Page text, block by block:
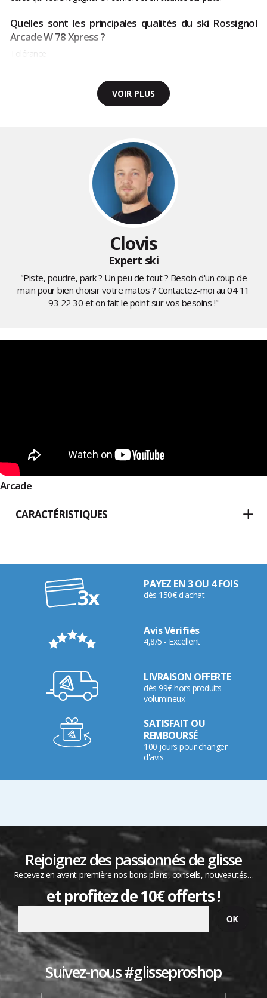
Quelles sont les principales qualités du ski Rossignol
Arcade W 78 Xpress ?
Tolérance
VOIR PLUS
Clovis
Expert ski
"Piste, poudre, park ? Un peu de tout ? Besoin d'un coup de
main pour bien choisir votre matos ? Contactez-moi au04 11
93 22 30 et on fait le point sur vos besoins !"
Arcade
CARACTÉRISTIQUES
PAYEZ EN 3 OU 4 FOIS
dès 150€ d'achat
Avis Vérifiés
4,8/5 - Excellent
LIVRAISON OFFERTE
dès 99€ hors produits
volumineux
SATISFAIT OU
REMBOURSÉ
100 jours pour changer
d'avis
Rejoignez des passionnés de glisse
Recevez en avant-première nos bons plans, conseils, nouveautés…
et profitez de 10€ offerts !
Suivez-nous #glisseproshop